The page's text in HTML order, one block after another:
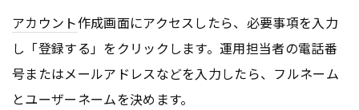
アカウント作成画面にアクセスしたら、必要事項を入力
し「登録する」をクリックします。運用担当者の電話番
号またはメールアドレスなどを入力したら、フルネーム
とユーザーネームを決めます。